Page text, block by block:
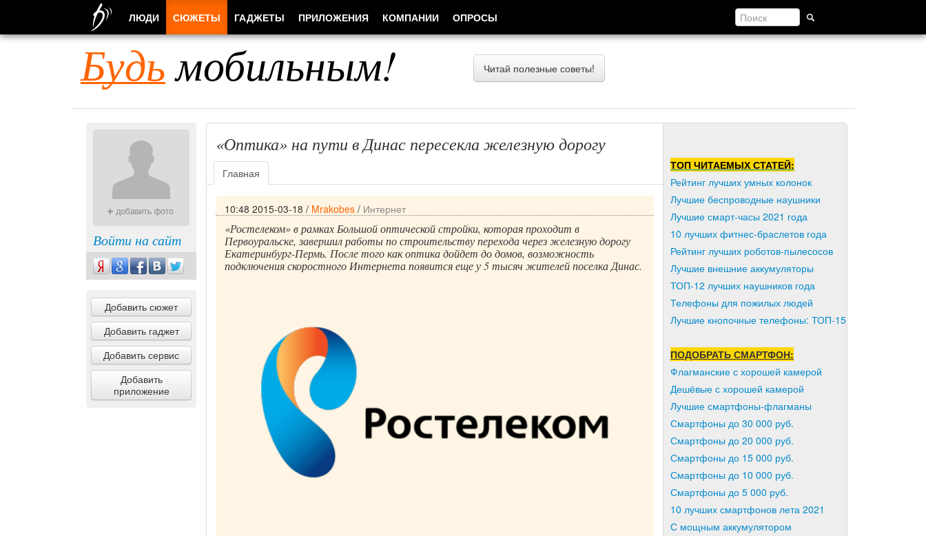
Будьмобильным! Читай полезные советы!
Войти на сайт
Добавить сюжет
Добавить гаджет
Добавить сервис
Добавить
приложение
«Оптика» на пути в Динас пересекла железную дорогу
Главная
10:48 2015-03-18 / Mrakobes / Интернет
«Ростелеком» в рамках Большой оптической стройки, которая проходит в
Первоуральске, завершил работы по строительству перехода через железную дорогу
Екатеринбург-Пермь. После того как оптика дойдет до домов, возможность
подключения скоростного Интернета появится еще у 5 тысяч жителей поселка Динас.
ТОП ЧИТАЕМЫХ СТАТЕЙ:
Рейтинг лучших умных колонок
Лучшие беспроводные наушники
Лучшие смарт-часы 2021 года
10 лучших фитнес-браслетов года
Рейтинг лучших роботов-пылесосов
Лучшие внешние аккумуляторы
ТОП-12 лучших наушников года
Телефоны для пожилых людей
Лучшие кнопочные телефоны: ТОП-15
ПОДОБРАТЬ СМАРТФОН:
Флагманские с хорошей камерой
Дешёвые с хорошей камерой
Лучшие смартфоны-флагманы
Смартфоны до 30 000 руб.
Смартфоны до 20 000 руб.
Смартфоны до 15 000 руб.
Смартфоны до 10 000 руб.
Смартфоны до 5 000 руб.
10 лучших смартфонов лета 2021
С мощным аккумулятором
ЛЮДИ СЮЖЕТЫ ГАДЖЕТЫ ПРИЛОЖЕНИЯ КОМПАНИИ ОПРОСЫ